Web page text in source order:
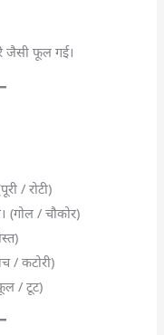
जैसी फूल गई।
/ रोटी)
(गोल / चौकोर)
/ कटोरी)
/ टूट)